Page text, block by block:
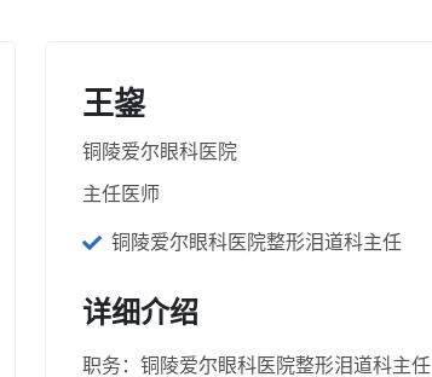
王鋆
铜陵爱尔眼科医院
主任医师
铜陵爱尔眼科医院整形泪道科主任
详细介绍
职务：铜陵爱尔眼科医院整形泪道科主任